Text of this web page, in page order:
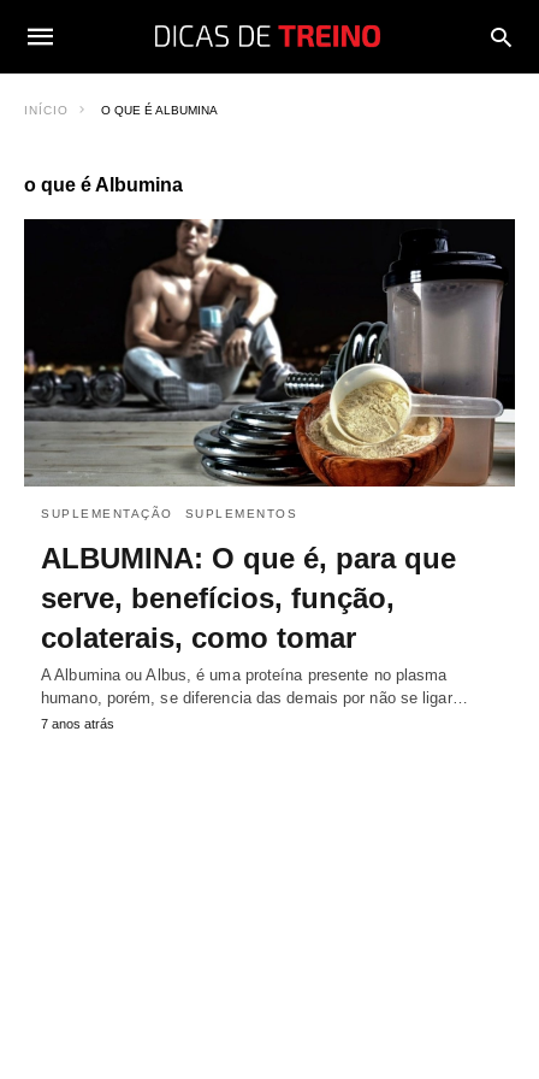
INÍCIO O QUE É ALBUMINA
o que é Albumina
SUPLEMENTAÇÃO SUPLEMENTOS
ALBUMINA: O que é, para que
serve, benefícios, função,
colaterais, como tomar
A Albumina ou Albus, é uma proteína presente no plasma
humano, porém, se diferencia das demais por não se ligar…
7 anos atrás